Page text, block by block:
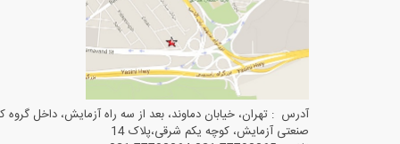
آدرس : تهران، خیابان دماوند، بعد از سه راه آزمایش، داخل گروه
صنعتی آزمایش، کوچه یکم شرقی،پلاک 14